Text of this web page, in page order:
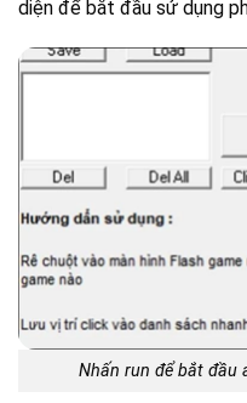
diện để bắt đầu sử dụng
Nhấn run để bắt đầu